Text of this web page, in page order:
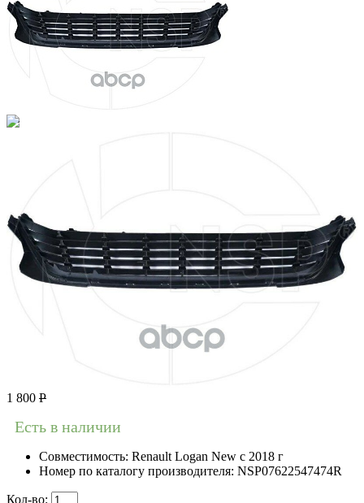
1 800 Р
Есть в наличии
Совместимость: Renault Logan New с 2018 г
Номер по каталогу производителя: NSP07622547474R
Кол-во: